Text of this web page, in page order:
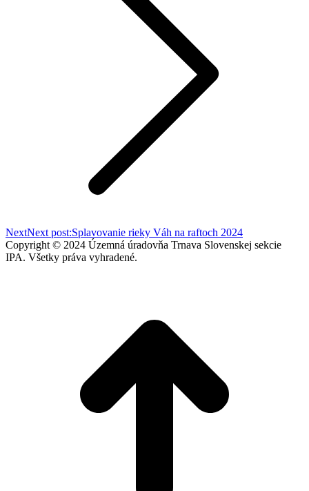
NextNext post:Splavovanie rieky Váh na raftoch 2024
Copyright © 2024 Územná úradovňa Trnava Slovenskej sekcie
IPA. Všetky práva vyhradené.